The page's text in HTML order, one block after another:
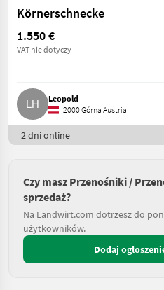
Körnerschnecke
1.550 €
VAT nie dotyczy
Leopold
2000 Górna Austria
2 dni online
Czy masz Przenośniki /
sprzedaż?
Na Landwirt.com dotrzesz do
użytkowników.
Dodaj